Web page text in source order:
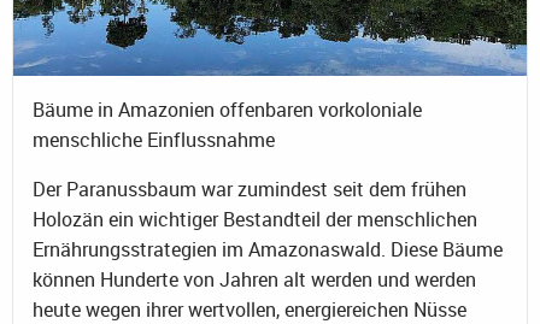
Bäume in Amazonien offenbaren vorkoloniale
menschliche Einflussnahme
Der Paranussbaum war zumindest seit dem frühen
Holozän ein wichtiger Bestandteil der menschlichen
Ernährungsstrategien im Amazonaswald. Diese Bäume
können Hunderte von Jahren alt werden und werden
heute wegen ihrer wertvollen, energiereichen Nüsse